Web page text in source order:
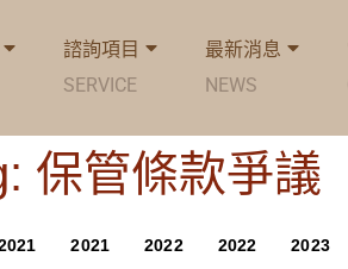
諮詢項目
SERVICE
最新消息
NEWS
保管條款爭議
2021 2022 2022 2023